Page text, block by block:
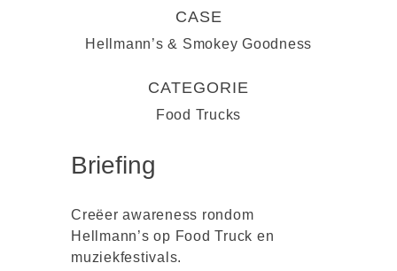
CASE
Hellmann’s & Smokey Goodness
CATEGORIE
Food Trucks
Briefing
Creëer awareness rondom
Hellmann’s op Food Truck en
muziekfestivals.